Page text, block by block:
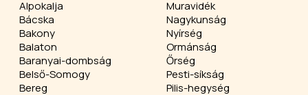
Alpokalja
Bácska
Bakony
Balaton
Baranyai-dombság
Belső-Somogy
Bereg
Muravidék
Nagykunság
Nyírség
Ormánság
Őrség
Pesti-síkság
Pilis-hegység